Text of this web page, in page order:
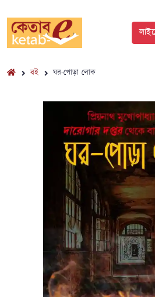
বই ঘর-পোড়া লোক